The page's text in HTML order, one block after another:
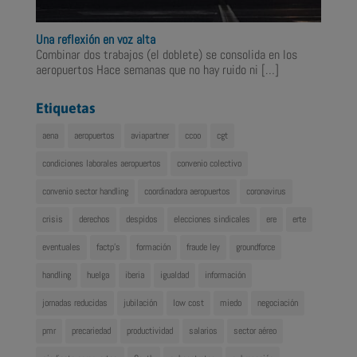
Una reflexión en voz alta
Combinar dos trabajos (el doblete) se consolida en los
aeropuertos Hace semanas que no hay ruido ni […]
Etiquetas
aena aeropuertos aviapartner ccoo cgt
condiciones laborales aeropuertos convenio colectivo
convenio sector handling coordinadora aeropuertos coronavirus
crisis derechos despidos elecciones sindicales ere erte
eventuales factp's formación fraude ley groundforce
handling huelga iberia igualdad información
jornadas reducidas jubilación low cost miedo negociación
pmr precariedad productividad salarios sector aéreo